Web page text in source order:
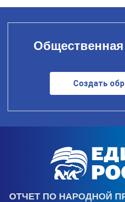
Создать
ОТЧЕТ ПО НАРОДНОЙ